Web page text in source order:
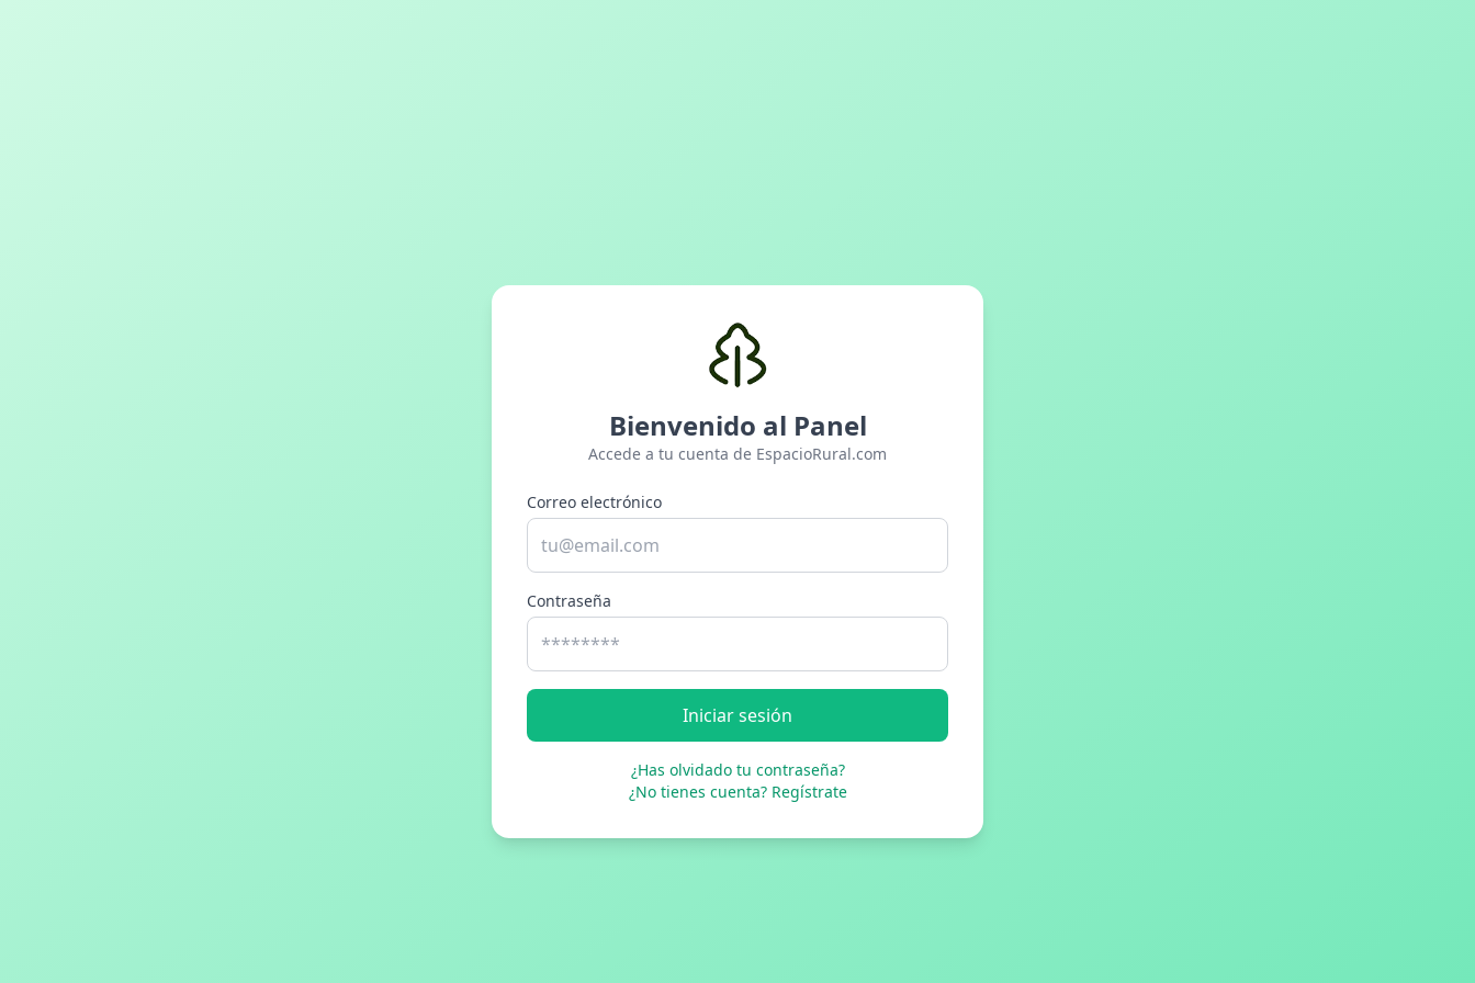
Bienvenido al Panel
Accede a tu cuenta de EspacioRural.com
Correo electrónico
Contraseña
Iniciar sesión
¿Has olvidado tu contraseña?
¿No tienes cuenta? Regístrate